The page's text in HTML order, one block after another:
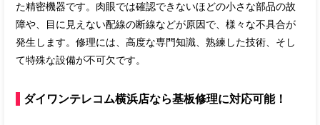
た精密機器です。肉眼では確認できないほどの小さな部品の故
障や、目に見えない配線の断線などが原因で、様々な不具合が
発生します。修理には、高度な専門知識、熟練した技術、そし
て特殊な設備が不可欠です。
ダイワンテレコム横浜店なら基板修理に対応可能！